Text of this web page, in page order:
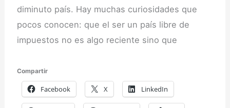
diminuto país. Hay muchas curiosidades que
pocos conocen: que el ser un país libre de
impuestos no es algo reciente sino que
Compartir
Facebook X LinkedIn